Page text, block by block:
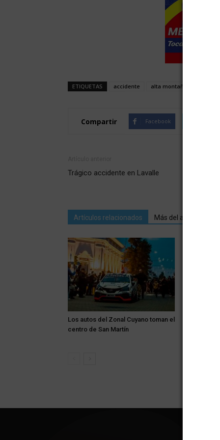
ETIQUETAS accidente alta montaña
Compartir Facebook
Trágico accidente en Lavalle
Artículos relacionados Más del autor
Los autos del Zonal Cuyano toman el
centro de San Martín